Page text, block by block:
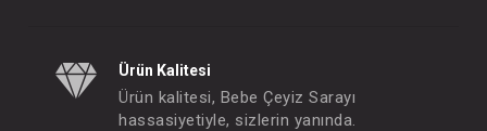
Ürün Kalitesi
Ürün kalitesi, Bebe Çeyiz Sarayı
hassasiyetiyle, sizlerin yanında.